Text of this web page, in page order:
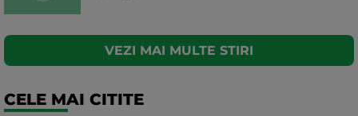
VEZI MAI MULTE STIRI
CELE MAI CITITE